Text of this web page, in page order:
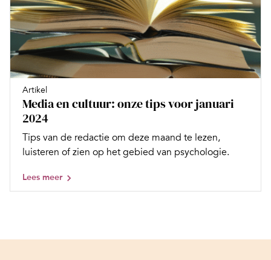
Artikel
Media en cultuur: onze tips voor januari
2024
Tips van de redactie om deze maand te lezen,
luisteren of zien op het gebied van psychologie.
Lees meer